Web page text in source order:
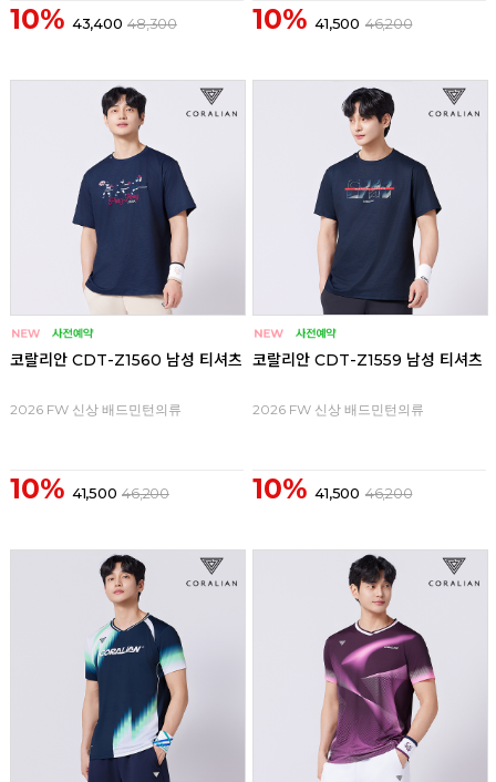
10% 43,400 48,300 10% 41,500 46,200
코랄리안 CDT-Z1560 남성 티셔츠
2026 FW 신상 배드민턴의류
10% 41,500 46,200
코랄리안 CDT-Z1559 남성 티셔츠
2026 FW 신상 배드민턴의류
10% 41,500 46,200